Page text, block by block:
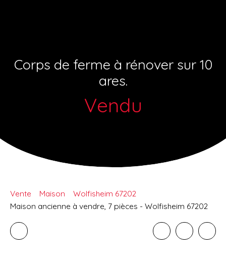
Corps de ferme à rénover sur 10
ares.
Vendu
Vente Maison
Wolfisheim 67202
Maison ancienne à vendre, 7 pièces - Wolfisheim 67202